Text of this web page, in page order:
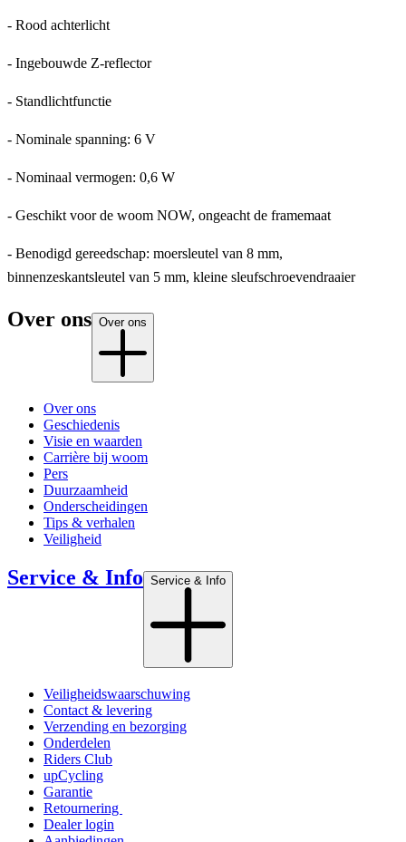
- Rood achterlicht
- Ingebouwde Z-reflector
- Standlichtfunctie
- Nominale spanning: 6 V
- Nominaal vermogen: 0,6 W
- Geschikt voor de woom NOW, ongeacht de framemaat
- Benodigd gereedschap: moersleutel van 8 mm,
binnenzeskantsleutel van 5 mm, kleine sleufschroevendraaier
Over ons Over ons
Over ons
Geschiedenis
Visie en waarden
Carrière bij woom
Pers
Duurzaamheid
Onderscheidingen
Tips & verhalen
Veiligheid
Service & Info Service & Info
Veiligheidswaarschuwing
Contact & levering
Verzending en bezorging
Onderdelen
Riders Club
upCycling
Garantie
Retournering
Dealer login